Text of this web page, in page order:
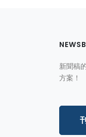
新聞稿
方案！